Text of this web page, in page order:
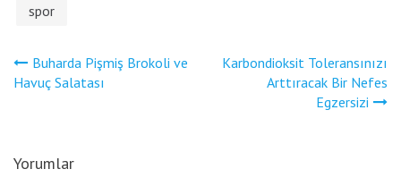
spor
Yazı
gezinmesi
Buharda Pişmiş Brokoli ve
Havuç Salatası
Karbondioksit Toleransınızı
Arttıracak Bir Nefes
Egzersizi
Yorumlar